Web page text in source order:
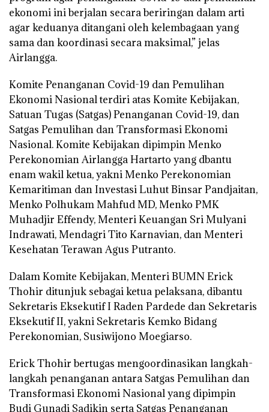
ekonomi ini berjalan secara beriringan dalam arti
agar keduanya ditangani oleh kelembagaan yang
sama dan koordinasi secara maksimal,” jelas
Airlangga.
Komite Penanganan Covid-19 dan Pemulihan
Ekonomi Nasional terdiri atas Komite Kebijakan,
Satuan Tugas (Satgas) Penanganan Covid-19, dan
Satgas Pemulihan dan Transformasi Ekonomi
Nasional. Komite Kebijakan dipimpin Menko
Perekonomian Airlangga Hartarto yang dbantu
enam wakil ketua, yakni Menko Perekonomian
Kemaritiman dan Investasi Luhut Binsar Pandjaitan,
Menko Polhukam Mahfud MD, Menko PMK
Muhadjir Effendy, Menteri Keuangan Sri Mulyani
Indrawati, Mendagri Tito Karnavian, dan Menteri
Kesehatan Terawan Agus Putranto.
Dalam Komite Kebijakan, Menteri BUMN Erick
Thohir ditunjuk sebagai ketua pelaksana, dibantu
Sekretaris Eksekutif I Raden Pardede dan Sekretaris
Eksekutif II, yakni Sekretaris Kemko Bidang
Perekonomian, Susiwijono Moegiarso.
Erick Thohir bertugas mengoordinasikan langkah-
langkah penanganan antara Satgas Pemulihan dan
Transformasi Ekonomi Nasional yang dipimpin
Budi Gunadi Sadikin serta Satgas Penanganan